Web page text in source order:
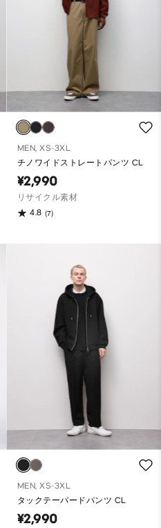
MEN, XS-3XL
チノワイドストレートパンツ CL
¥2,990
リサイクル素材
4.8 (7)
MEN, XS-3XL
タックテーパードパンツ CL
¥2,990